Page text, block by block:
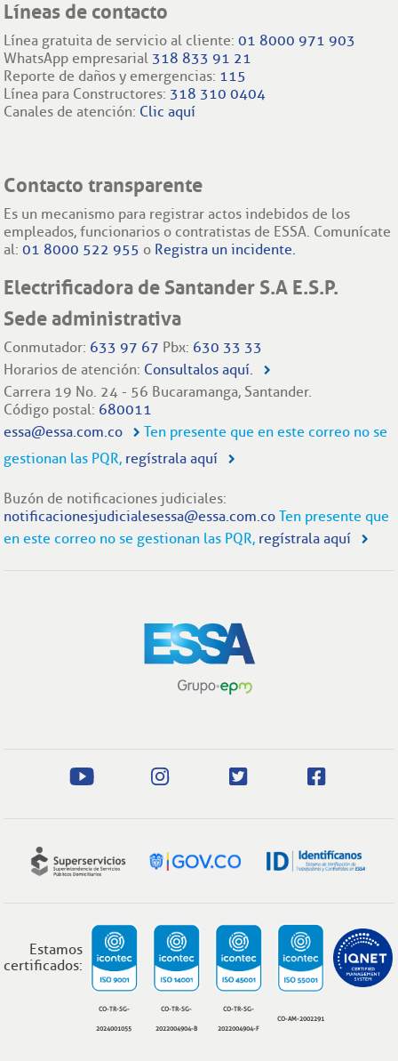
Líneas de contacto
Línea gratuita de servicio al cliente:01 8000 971 903
WhatsApp empresarial 318 833 91 21
Reporte de daños y emergencias: 115
Línea para Constructores: 318 310 0404
Canales de atención: Clic aquí
Contacto transparente
Es un mecanismo para registrar actos indebidos de los
empleados, funcionarios o contratistas de ESSA. Comunícate
al:01 8000 522 955 o Registra un incidente.
Electrificadora de Santander S.A E.S.P.
Sede administrativa
Conmutador: 633 97 67 Pbx: 630 33 33
Horarios de atención: Consultalos aquí.
Carrera 19 No. 24 - 56 Bucaramanga, Santander.
Código postal: 680011
essa@essa.com.co
Ten presente que en este correo no se
gestionan las PQR, regístrala aquí
Buzón de notificaciones judiciales:
notificacionesjudicialesessa@essa.com.co Ten presente que
en este correo no se gestionan las PQR, regístrala aquí
Estamos
certificados:
CO-TR-SG-
2024001055
CO-TR-SG-
2022004904-B
CO-TR-SG-
2022004904-F
CO-AM-2002291